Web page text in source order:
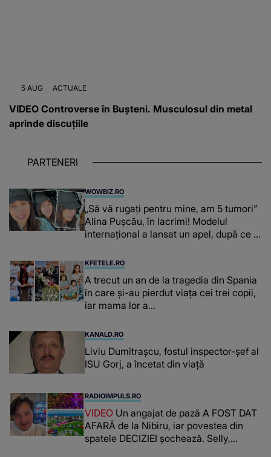
5 AUG ACTUALE
VIDEO Controverse în Bușteni. Musculosul din metal
aprinde discuțiile
PARTENERI
WOWBIZ.RO
„Să vă rugați pentru mine, am 5 tumori”
Alina Pușcău, în lacrimi! Modelul
internațional a lansat un apel, după ce a
KFETELE.RO
A trecut un an de la tragedia din Spania
în care și-au pierdut viața cei trei copii,
iar mama lor a…
KANALD.RO
Liviu Dumitrașcu, fostul inspector-șef al
ISU Gorj, a încetat din viață
RADIOIMPULS.RO
VIDEO Un angajat de pază A FOST DAT
AFARĂ de la Nibiru, iar povestea din
spatele DECIZIEI șochează. Selly,